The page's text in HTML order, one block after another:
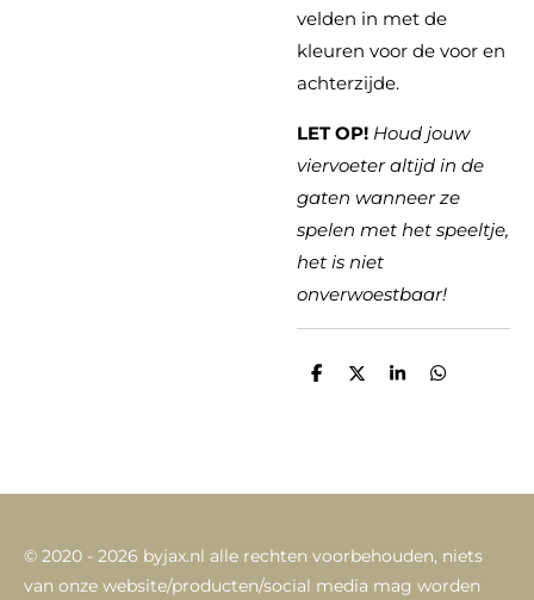
velden in met de
kleuren voor de voor en
achterzijde.
LET OP! Houd jouw
viervoeter altijd in de
gaten wanneer ze
spelen met het speeltje,
het is niet
onverwoestbaar!
D
D
S
D
© 2020 - 2026 byjax.nl alle rechten voorbehouden, niets
van onze website/producten/social media mag worden